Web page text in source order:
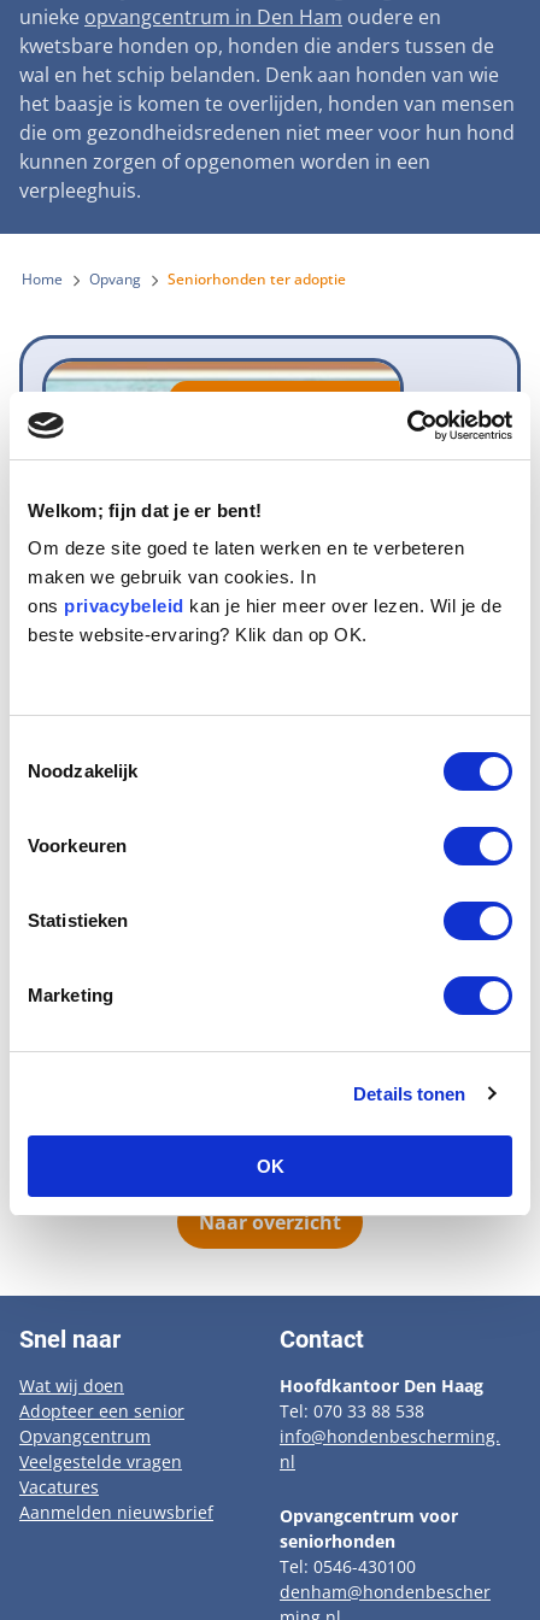
Welkom; fijn dat je er bent!
Om deze site goed te laten werken en te verbeteren
maken we gebruik van cookies. In
ons privacybeleid kan je hier meer over lezen. Wil je de
beste website-ervaring? Klik dan op OK.
Noodzakelijk
Voorkeuren
Statistieken
Marketing
Details tonen
OK
Landelijke registratie bijtincidenten
Verantwoord fokbeleid
Landelijk vuurwerkverbod
Verplichte pre-aanschaf cursus
Gemeentelijk meldpunt bijtincidenten
Bescherming tegen grasaren
Lezingen
Symposium Gemeentelijk Dierenbeleid
Teken onze petitie
Steun als bedrijf
Adopteer een seniorhond
Sponsor een seniorhond
Steun als vrijwilliger
Honden voor Honden Loop
Vraag een donatiebox aan
Wat wij doen
Onze organisatie
Samenwerking
Jaarverslag
Vacatures
Donateursmagazine Hond
Onze successen voor honden
Contactgegevens
Pers
Nieuws
Nieuwsbrief
Incassodata
Zoeken
unieke opvangcentrum in Den Ham oudere en
kwetsbare honden op, honden die anders tussen de
wal en het schip belanden. Denk aan honden van wie
het baasje is komen te overlijden, honden van mensen
die om gezondheidsredenen niet meer voor hun hond
kunnen zorgen of opgenomen worden in een
verpleeghuis.
Home Opvang Seniorhonden ter adoptie
Leeftijd: 12
Geslacht:
Geplaatst.
is zeer aannemelijk. Nero is verzot op zwemmen en
apporteren. Nero's geschatte leeftijd is 12 jaar oud. HIj
dagelijks op pad.
Naar overzicht
Snel naar
Wat wij doen
Adopteer een senior
Opvangcentrum
Veelgestelde vragen
Vacatures
Aanmelden nieuwsbrief
Contact
Hoofdkantoor Den Haag
Tel: 070 33 88 538
info@hondenbescherming.
nl
Opvangcentrum voor
seniorhonden
Tel: 0546-430100
denham@hondenbescher